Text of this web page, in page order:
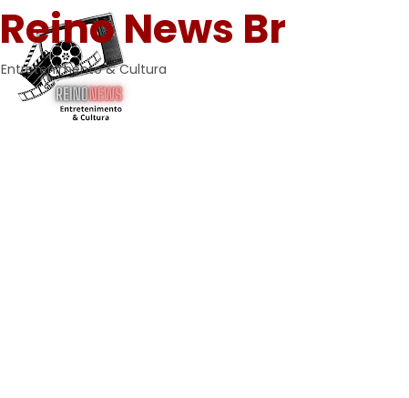
Reino News Br
Entretenimento & Cultura